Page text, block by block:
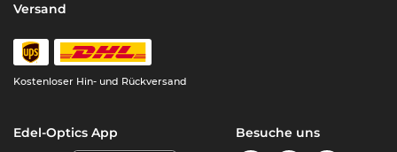
Versand
Kostenloser Hin- und Rückversand
Edel-Optics App Besuche uns